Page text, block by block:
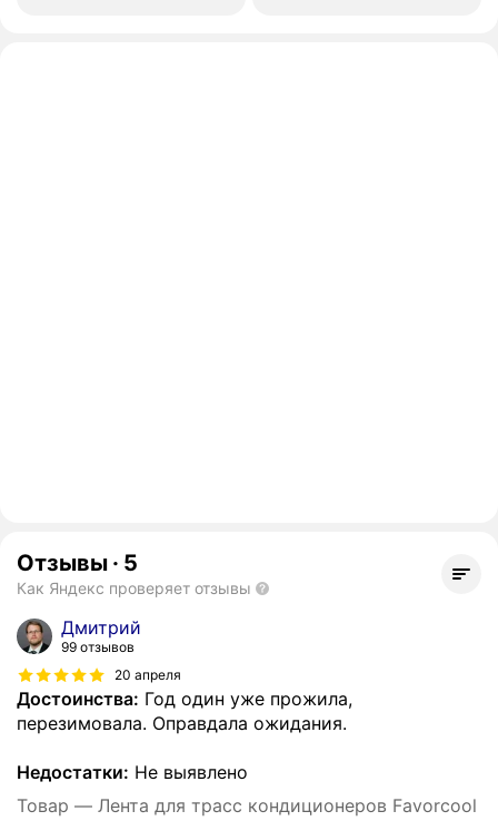
Отзывы · 5
Как Яндекс проверяет отзывы
Дмитрий
99 отзывов
20 апреля
Достоинства: Год один уже прожила,
перезимовала. Оправдала ожидания.
Недостатки: Не выявлено
Товар — Лента для трасс кондиционеров Favorcool